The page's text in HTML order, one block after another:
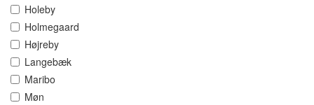
Holeby
Holmegaard
Højreby
Langebæk
Maribo
Møn